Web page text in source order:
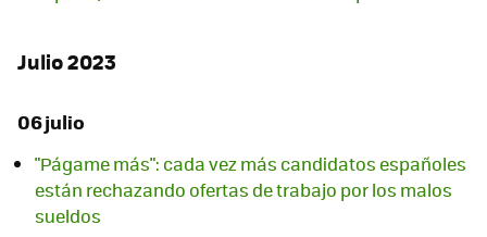
Julio 2023
06 julio
"Págame más": cada vez más candidatos españoles
están rechazando ofertas de trabajo por los malos
sueldos